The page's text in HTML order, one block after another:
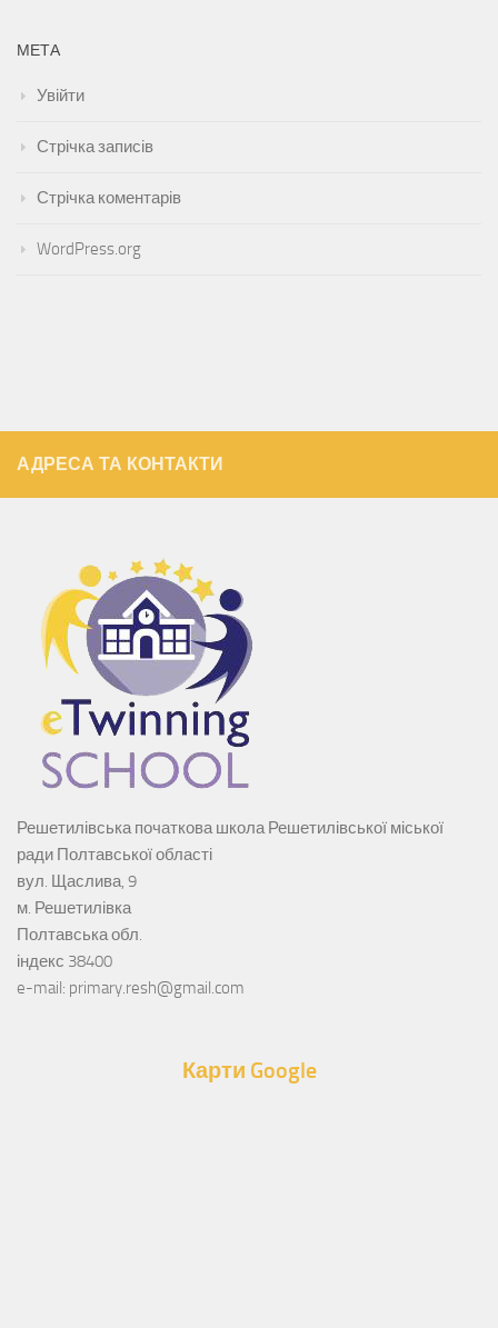
МЕТА
Увійти
Стрічка записів
Стрічка коментарів
WordPress.org
АДРЕСА ТА КОНТАКТИ
Решетилівська початкова школа Решетилівської міської
ради Полтавської області
вул. Щаслива, 9
м. Решетилівка
Полтавська обл.
індекс 38400
e-mail: primary.resh@gmail.com
Карти Google